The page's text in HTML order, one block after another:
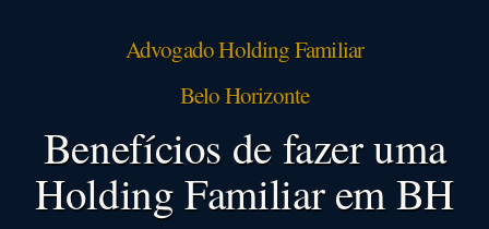
Advogado Holding Familiar
Belo Horizonte
Benefícios de fazer uma
Holding Familiar em BH